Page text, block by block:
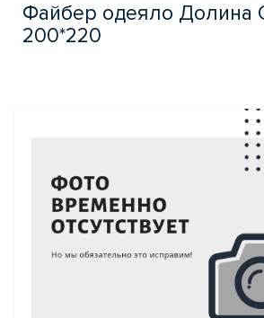
Файбер одеяло Долина
200*220